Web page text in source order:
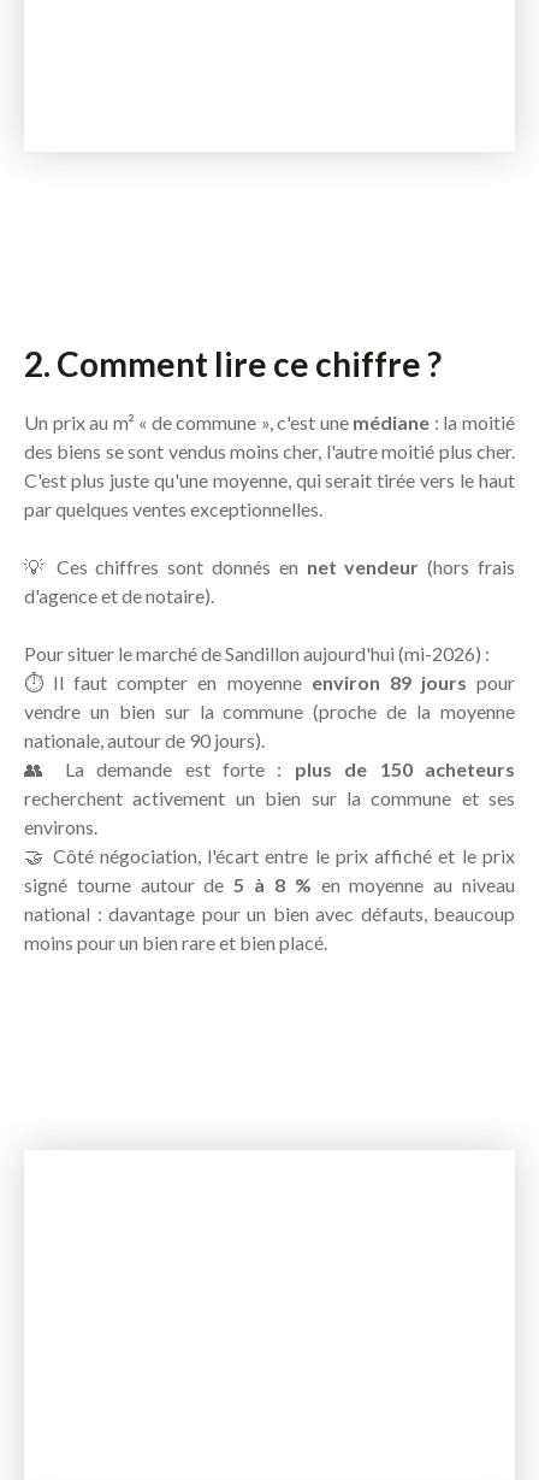
2. Comment lire ce chiffre ?
Un prix au m² « de commune », c'est une médiane : la moitié
des biens se sont vendus moins cher, l'autre moitié plus cher.
C'est plus juste qu'une moyenne, qui serait tirée vers le haut
par quelques ventes exceptionnelles.
💡 Ces chiffres sont donnés en net vendeur (hors frais
d'agence et de notaire).
Pour situer le marché de Sandillon aujourd'hui (mi-2026) :
⏱️ Il faut compter en moyenne environ 89 jours pour
vendre un bien sur la commune (proche de la moyenne
nationale, autour de 90 jours).
👥 La demande est forte : plus de 150 acheteurs
recherchent activement un bien sur la commune et ses
environs.
🤝 Côté négociation, l'écart entre le prix affiché et le prix
signé tourne autour de5 à 8 % en moyenne au niveau
national : davantage pour un bien avec défauts, beaucoup
moins pour un bien rare et bien placé.